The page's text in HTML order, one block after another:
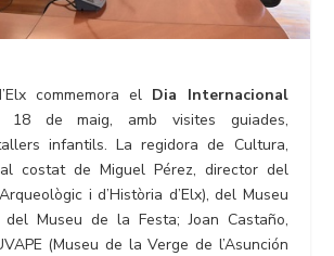
commemora el Dia Internacional
18 de maig, amb visites guiades,
infantils. La regidora de Cultura,
costat de Miguel Pérez, director del
i d’Història d’Elx), del Museu
Museu de la Festa; Joan Castaño,
(Museu de la Verge de l’Asunción